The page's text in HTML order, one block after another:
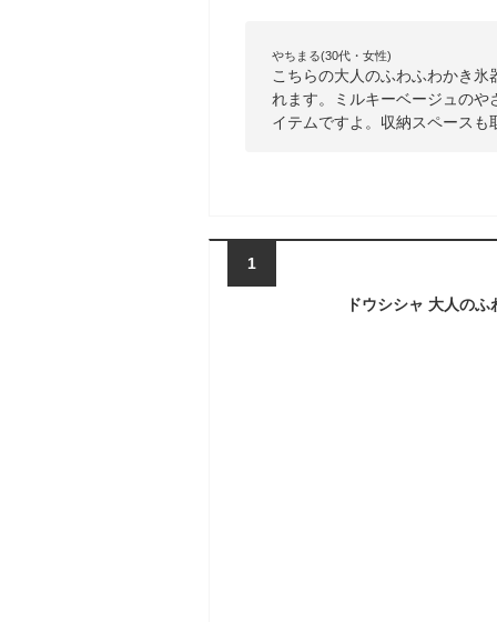
やちまる(30代・女性)
こちらの大人のふわふわかき
れます。ミルキーベージュの
イテムですよ。収納スペース
1